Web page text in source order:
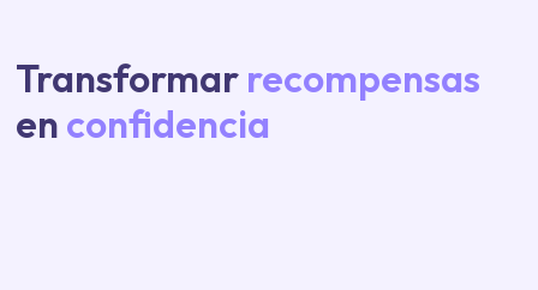
Transformar recompensas
en confidencia